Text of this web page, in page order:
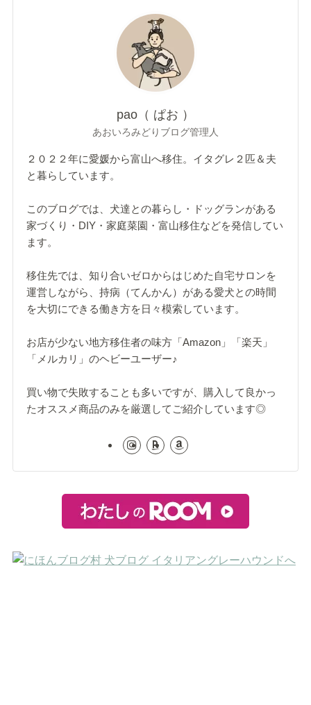
pao（ ぱお ）
あおいろみどりブログ管理人
２０２２年に愛媛から富山へ移住。イタグレ２匹＆夫
と暮らしています。
このブログでは、犬達との暮らし・ドッグランがある
家づくり・DIY・家庭菜園・富山移住などを発信してい
ます。
移住先では、知り合いゼロからはじめた自宅サロンを
運営しながら、持病（てんかん）がある愛犬との時間
を大切にできる働き方を日々模索しています。
お店が少ない地方移住者の味方「Amazon」「楽天」
「メルカリ」のヘビーユーザー♪
買い物で失敗することも多いですが、購入して良かっ
たオススメ商品のみを厳選してご紹介しています◎